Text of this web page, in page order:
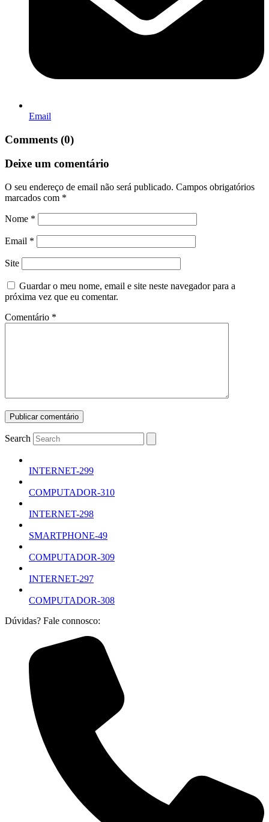
Email
Comments (0)
Deixe um comentário
O seu endereço de email não será publicado. Campos obrigatórios
marcados com *
Nome *
Email *
Site
Guardar o meu nome, email e site neste navegador para a
próxima vez que eu comentar.
Comentário *
Search
INTERNET-299
COMPUTADOR-310
INTERNET-298
SMARTPHONE-49
COMPUTADOR-309
INTERNET-297
COMPUTADOR-308
Dúvidas? Fale connosco: